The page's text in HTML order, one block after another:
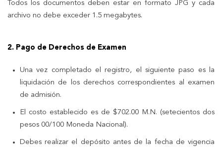
Todos los documentos deben estar en formato JPG y cada
archivo no debe exceder 1.5 megabytes.
2. Pago de Derechos de Examen
Una vez completado el registro, el siguiente paso es la
liquidación de los derechos correspondientes al examen
de admisión.
El costo establecido es de $702.00 M.N. (setecientos dos
pesos 00/100 Moneda Nacional).
Debes realizar el depósito antes de la fecha de vigencia